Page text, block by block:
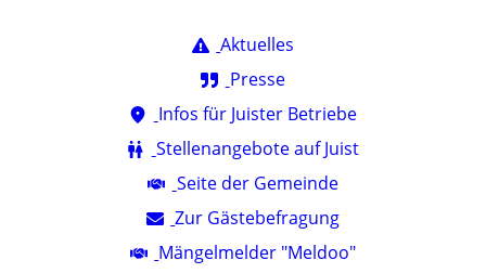
Aktuelles
Presse
Infos für Juister Betriebe
Stellenangebote auf Juist
Seite der Gemeinde
Zur Gästebefragung
Mängelmelder "Meldoo"